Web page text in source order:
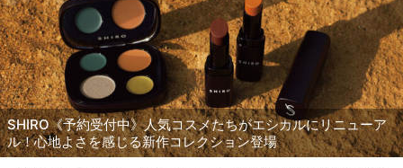
SHIRO《予約受付中》人気コスメたちがエシカルにリニューア
ル！心地よさを感じる新作コレクション登場